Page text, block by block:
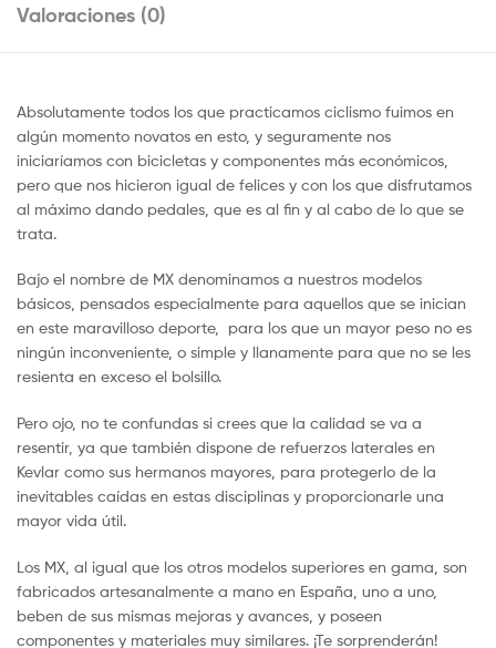
Valoraciones (0)
Absolutamente todos los que practicamos ciclismo fuimos en
algún momento novatos en esto, y seguramente nos
iniciaríamos con bicicletas y componentes más económicos,
pero que nos hicieron igual de felices y con los que disfrutamos
al máximo dando pedales, que es al fin y al cabo de lo que se
trata.
Bajo el nombre de MX denominamos a nuestros modelos
básicos, pensados especialmente para aquellos que se inician
en este maravilloso deporte, para los que un mayor peso no es
ningún inconveniente, o simple y llanamente para que no se les
resienta en exceso el bolsillo.
Pero ojo, no te confundas si crees que la calidad se va a
resentir, ya que también dispone de refuerzos laterales en
Kevlar como sus hermanos mayores, para protegerlo de la
inevitables caídas en estas disciplinas y proporcionarle una
mayor vida útil.
Los MX, al igual que los otros modelos superiores en gama, son
fabricados artesanalmente a mano en España, uno a uno,
beben de sus mismas mejoras y avances, y poseen
componentes y materiales muy similares. ¡Te sorprenderán!